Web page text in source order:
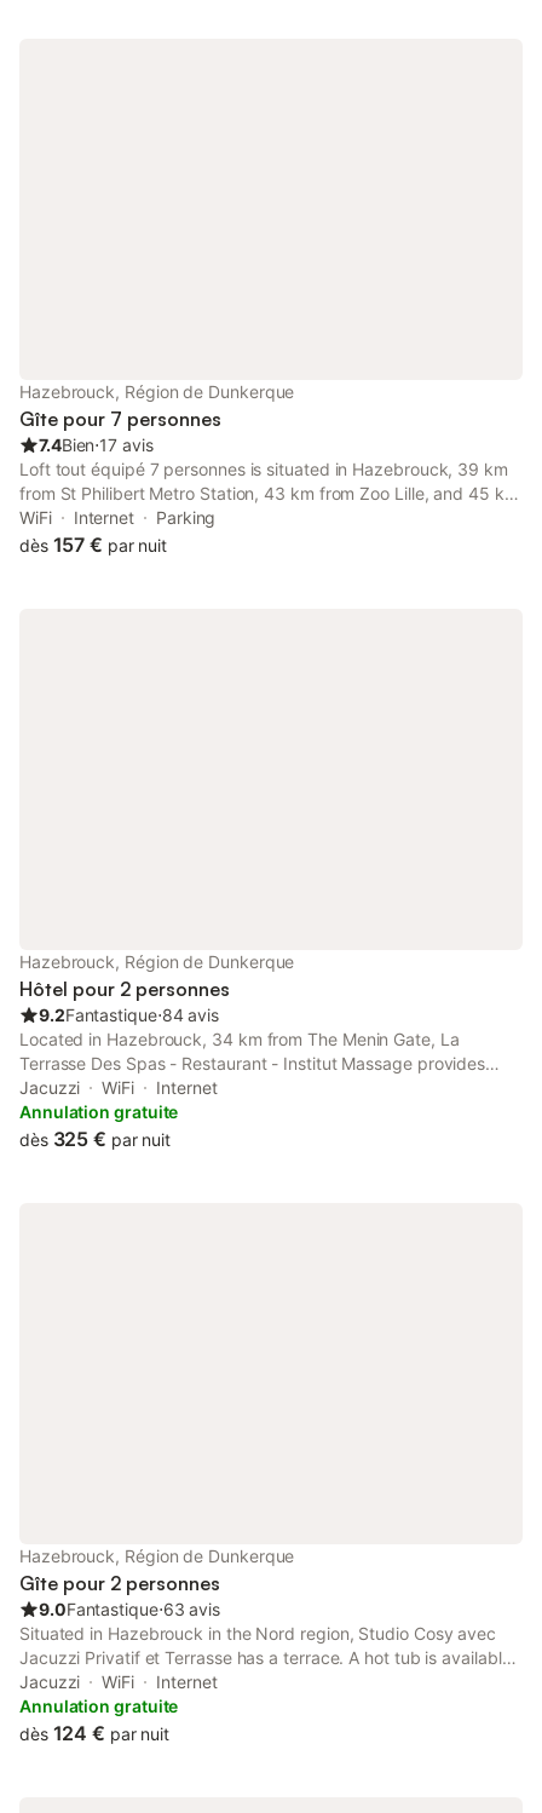
Hazebrouck, Région de Dunkerque
Gîte pour 7 personnes
7.4Bien⋅17 avis
Loft tout équipé 7 personnes is situated in Hazebrouck, 39 km
from St Philibert Metro Station, 43 km from Zoo Lille, and 45 km
from Coilliot House. This apartment provides free private
parking, full-day security and free WiFi.
WiFi Internet
Parking
dès 157 € par nuit
Hazebrouck, Région de Dunkerque
Hôtel pour 2 personnes
9.2Fantastique⋅84 avis
Located in Hazebrouck, 34 km from The Menin Gate, La
Terrasse Des Spas - Restaurant - Institut Massage provides
accommodation with a terrace, free private parking, a
restaurant and a bar.
Jacuzzi WiFi
Internet
Annulation gratuite
dès 325 € par nuit
Hazebrouck, Région de Dunkerque
Gîte pour 2 personnes
9.0Fantastique⋅63 avis
Situated in Hazebrouck in the Nord region, Studio Cosy avec
Jacuzzi Privatif et Terrasse has a terrace. A hot tub is available
for guests. The property is non-smoking and is located 34 km
from The Menin Gate.
Jacuzzi WiFi
Internet
Annulation gratuite
dès 124 € par nuit